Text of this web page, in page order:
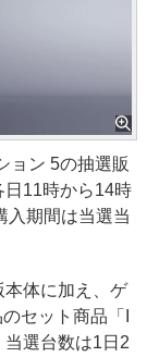
ョン 5の抽選販
11時から14時
入期間は当選当
体に加え、ゲ
セット商品「I
選台数は1日2